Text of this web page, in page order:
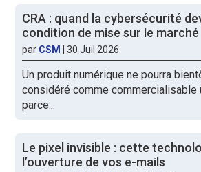
CRA : quand la cybersécurité
condition de mise sur le marché
par CSM |30 Juil 2026
Un produit numérique ne pourra
considéré comme commercialisable
parce...
Le pixel invisible : cette
l’ouverture de vos e-mails